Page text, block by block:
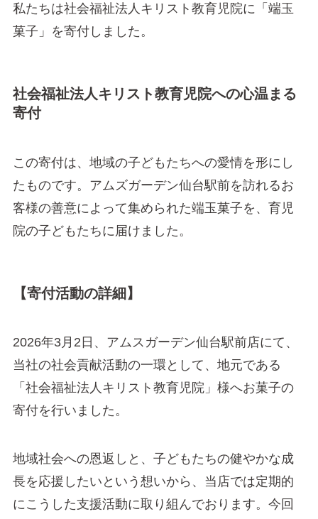
私たちは社会福祉法人キリスト教育児院に「端玉
菓子」を寄付しました。
社会福祉法人キリスト教育児院への心温まる
寄付
この寄付は、地域の子どもたちへの愛情を形にし
たものです。アムズガーデン仙台駅前を訪れるお
客様の善意によって集められた端玉菓子を、育児
院の子どもたちに届けました。
【寄付活動の詳細】
2026年3月2日、アムスガーデン仙台駅前店にて、
当社の社会貢献活動の一環として、地元である
「社会福祉法人キリスト教育児院」様へお菓子の
寄付を行いました。
地域社会への恩返しと、子どもたちの健やかな成
長を応援したいという想いから、当店では定期的
にこうした支援活動に取り組んでおります。今回